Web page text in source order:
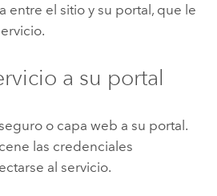
entre el sitio y su portal, que le
a su portal
o capa web a su portal.
las credenciales
al servicio.